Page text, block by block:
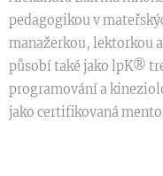
pedagogikou v
manažerkou, lektorkou
působí také jako lpK®
programování a
jako certifikovaná